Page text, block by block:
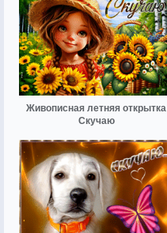
Живописная летняя открытка
Скучаю